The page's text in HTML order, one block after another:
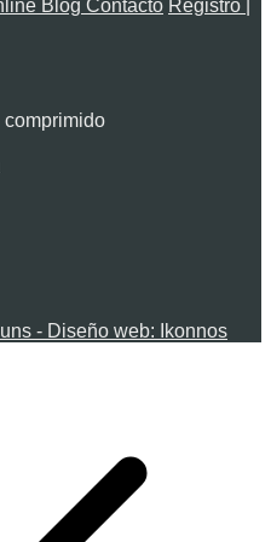
Blog Contacto Registro |
- Diseño web: Ikonnos